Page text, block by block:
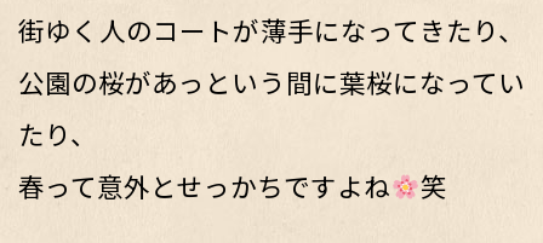
街ゆく人のコートが薄手になってきたり、
公園の桜があっという間に葉桜になってい
たり、
春って意外とせっかちですよね
笑